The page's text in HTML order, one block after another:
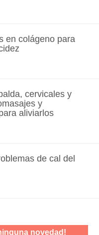
en colágeno para
cervicales y
y
aliviarlos
de cal del